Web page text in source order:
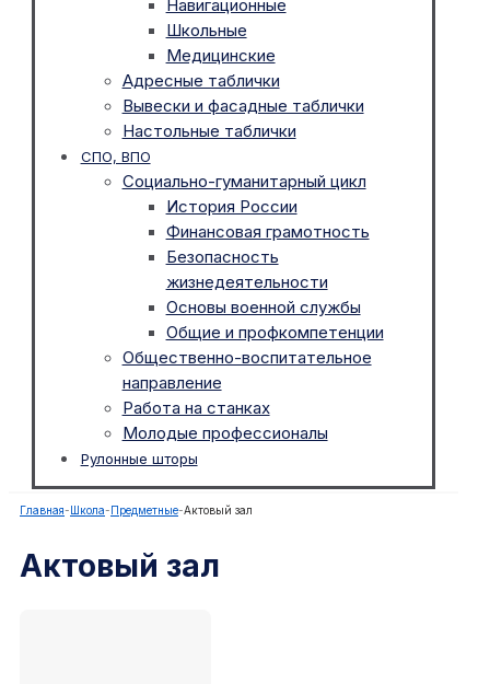
Навигационные
Школьные
Медицинские
Адресные таблички
Вывески и фасадные таблички
Настольные таблички
СПО, ВПО
Социально-гуманитарный цикл
История России
Финансовая грамотность
Безопасность
жизнедеятельности
Основы военной службы
Общие и профкомпетенции
Общественно-воспитательное
направление
Работа на станках
Молодые профессионалы
Рулонные шторы
Главная- Школа- Предметные-Актовый зал
Актовый зал